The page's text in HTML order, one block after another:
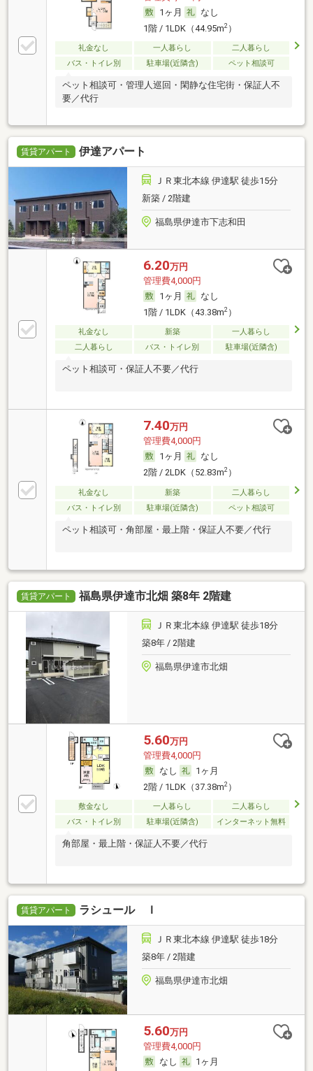
1ヶ月
なし
1階 / 1LDK（44.95m2）
礼金なし 一人暮らし
二人暮らし
バス・トイレ別
駐車場(近隣含) ペット相談可
ペット相談可・管理人巡回・閑静な住宅街・保証人不
要／代行
賃貸アパート 伊達アパート
ＪＲ東北本線 伊達駅 徒歩15分
新築 / 2階建
福島県伊達市下志和田
6.20万円
管理費4,000円
1ヶ月
なし
1階 / 1LDK（43.38m2）
礼金なし 新築
一人暮らし
二人暮らし
バス・トイレ別 駐車場(近隣含)
ペット相談可・保証人不要／代行
7.40万円
管理費4,000円
1ヶ月
なし
2階 / 2LDK（52.83m2）
礼金なし 新築
二人暮らし
バス・トイレ別
駐車場(近隣含) ペット相談可
ペット相談可・角部屋・最上階・保証人不要／代行
賃貸アパート 福島県伊達市北畑 築8年 2階建
ＪＲ東北本線 伊達駅 徒歩18分
築8年 / 2階建
福島県伊達市北畑
5.60万円
管理費4,000円
なし
1ヶ月
2階 / 1LDK（37.38m2）
敷金なし 一人暮らし
二人暮らし
バス・トイレ別
駐車場(近隣含) インターネット無料
角部屋・最上階・保証人不要／代行
賃貸アパート ラシュール Ｉ
ＪＲ東北本線 伊達駅 徒歩18分
築8年 / 2階建
福島県伊達市北畑
5.60万円
管理費4,000円
なし
1ヶ月